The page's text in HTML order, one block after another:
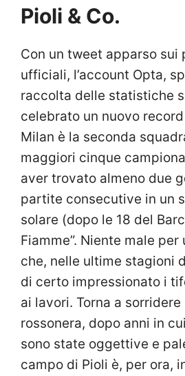
Pioli & Co.
Con un tweet apparso sui
ufficiali, l’account Opta,
raccolta delle statistiche
celebrato un nuovo record
Milan è la seconda
maggiori cinque
aver trovato almeno due
partite consecutive in un
solare (dopo le 18 del
Fiamme”. Niente male per
che, nelle ultime stagioni
di certo impressionato i
ai lavori. Torna a
rossonera, dopo anni in
sono state oggettive e
campo di Pioli è, per ora,